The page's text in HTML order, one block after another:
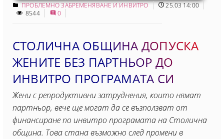
ПРОБЛЕМНО ЗАБРЕМЕНЯВАНЕ И ИНВИТРО
25.03 14:00
8544
0
СТОЛИЧНА ОБЩИНА ДОПУСКА
ЖЕНИТЕ БЕЗ ПАРТНЬОР ДО
ИНВИТРО ПРОГРАМАТА СИ
Жени с репродуктивни затруднения, които нямат
партньор, вече ще могат да се възползват от
финансиране по инвитро програмата на Столична
община. Това стана възможно след промени в